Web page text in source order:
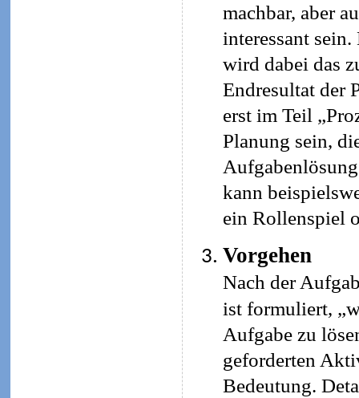
machbar, aber
interessant sein.
wird dabei das
Endresultat der
erst im Teil
Planung sein,
kann
ein Rollenspiel
Vorgehen
Nach der
ist formuliert,
Aufgabe zu
geforderten
Bedeutung.